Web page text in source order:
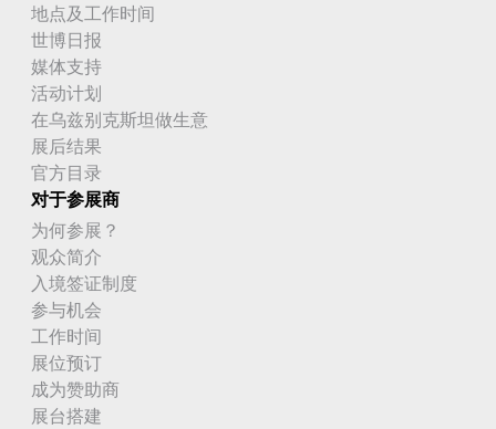
地点及工作时间
世博日报
媒体支持
活动计划
在乌兹别克斯坦做生意
展后结果
官方目录
对于参展商
为何参展？
观众简介
入境签证制度
参与机会
工作时间
展位预订
成为赞助商
展台搭建